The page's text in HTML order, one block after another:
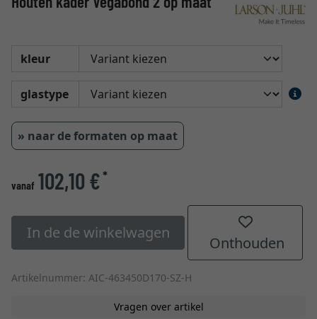
kleur
glastype
» naar de formaten op maat
vanaf 102,10 €*
In de de winkelwagen
Onthouden
Artikelnummer: AIC-463450D170-SZ-H
Vragen over artikel